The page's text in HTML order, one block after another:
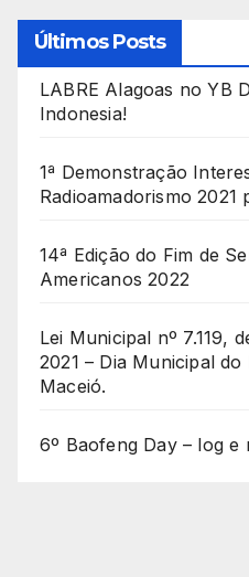
Últimos Posts
LABRE Alagoas no YB
Indonesia!
1ª Demonstração
Radioamadorismo 2021
14ª Edição do Fim de
Americanos 2022
Lei Municipal nº 7.119,
2021 – Dia Municipal do
Maceió.
6º Baofeng Day – log e